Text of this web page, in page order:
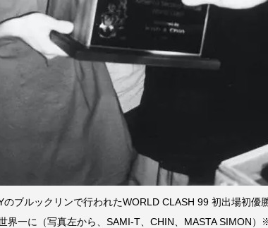
のブルックリンで行われたWORLD CLASH 99 初出場初優
界一に（写真左から、SAMI-T、CHIN、MASTA SIMON